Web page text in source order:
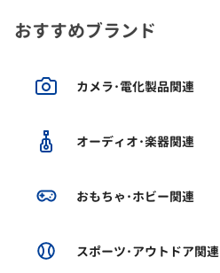
おすすめブランド
カメラ･電化製品関連
オーディオ･楽器関連
おもちゃ･ホビー関連
スポーツ･アウトドア関連